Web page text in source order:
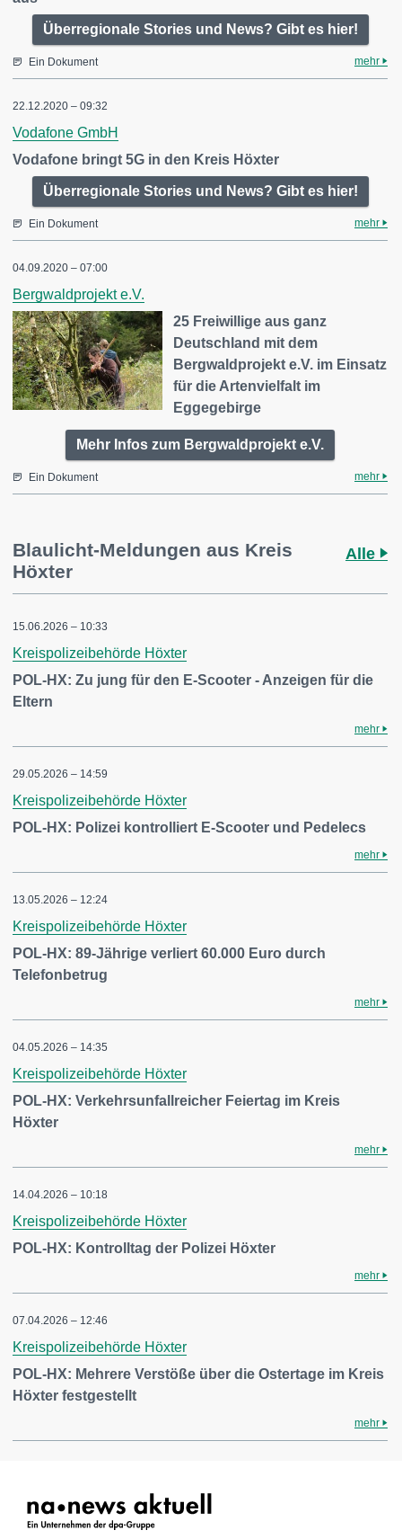
Überregionale Stories und News? Gibt es hier!
Ein Dokument mehr
22.12.2020 – 09:32
Vodafone GmbH
Vodafone bringt 5G in den Kreis Höxter
Überregionale Stories und News? Gibt es hier!
Ein Dokument mehr
04.09.2020 – 07:00
Bergwaldprojekt e.V.
25 Freiwillige aus ganz
Deutschland mit dem
Bergwaldprojekt e.V. im Einsatz
für die Artenvielfalt im
Eggegebirge
Mehr Infos zum Bergwaldprojekt e.V.
Ein Dokument mehr
Blaulicht-Meldungen aus Kreis
Höxter
Alle
15.06.2026 – 10:33
Kreispolizeibehörde Höxter
POL-HX: Zu jung für den E-Scooter - Anzeigen für die
Eltern
mehr
29.05.2026 – 14:59
Kreispolizeibehörde Höxter
POL-HX: Polizei kontrolliert E-Scooter und Pedelecs
mehr
13.05.2026 – 12:24
Kreispolizeibehörde Höxter
POL-HX: 89-Jährige verliert 60.000 Euro durch
Telefonbetrug
mehr
04.05.2026 – 14:35
Kreispolizeibehörde Höxter
POL-HX: Verkehrsunfallreicher Feiertag im Kreis
Höxter
mehr
14.04.2026 – 10:18
Kreispolizeibehörde Höxter
POL-HX: Kontrolltag der Polizei Höxter
mehr
07.04.2026 – 12:46
Kreispolizeibehörde Höxter
POL-HX: Mehrere Verstöße über die Ostertage im Kreis
Höxter festgestellt
mehr